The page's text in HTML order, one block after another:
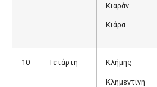
Κιαράν
Κιάρα
10 Τετάρτη Κλήμης
Κλημεντίνη